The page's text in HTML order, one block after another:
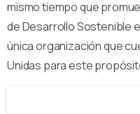
mismo tiempo que
de Desarrollo Sostenible
única organización que
Unidas para este